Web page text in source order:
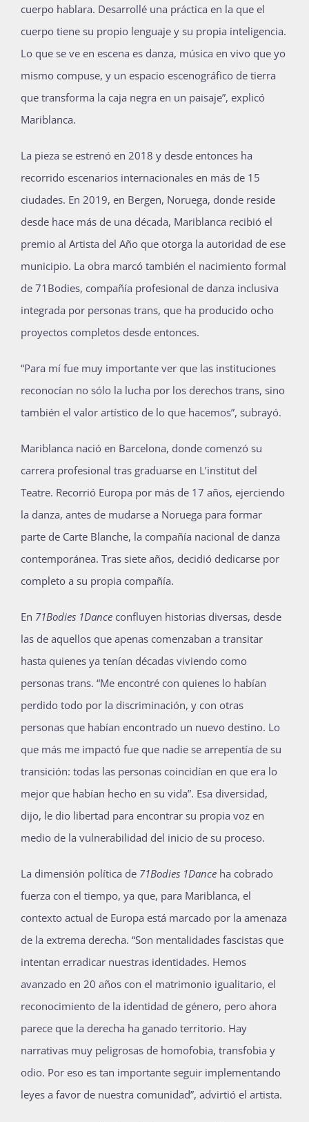
cuerpo hablara. Desarrollé una práctica en la que el
cuerpo tiene su propio lenguaje y su propia inteligencia.
Lo que se ve en escena es danza, música en vivo que yo
mismo compuse, y un espacio escenográfico de tierra
que transforma la caja negra en un paisaje”, explicó
Mariblanca.
La pieza se estrenó en 2018 y desde entonces ha
recorrido escenarios internacionales en más de 15
ciudades. En 2019, en Bergen, Noruega, donde reside
desde hace más de una década, Mariblanca recibió el
premio al Artista del Año que otorga la autoridad de ese
municipio. La obra marcó también el nacimiento formal
de 71Bodies, compañía profesional de danza inclusiva
integrada por personas trans, que ha producido ocho
proyectos completos desde entonces.
“Para mí fue muy importante ver que las instituciones
reconocían no sólo la lucha por los derechos trans, sino
también el valor artístico de lo que hacemos”, subrayó.
Mariblanca nació en Barcelona, donde comenzó su
carrera profesional tras graduarse en L’institut del
Teatre. Recorrió Europa por más de 17 años, ejerciendo
la danza, antes de mudarse a Noruega para formar
parte de Carte Blanche, la compañía nacional de danza
contemporánea. Tras siete años, decidió dedicarse por
completo a su propia compañía.
En 71Bodies 1Dance confluyen historias diversas, desde
las de aquellos que apenas comenzaban a transitar
hasta quienes ya tenían décadas viviendo como
personas trans. “Me encontré con quienes lo habían
perdido todo por la discriminación, y con otras
personas que habían encontrado un nuevo destino. Lo
que más me impactó fue que nadie se arrepentía de su
transición: todas las personas coincidían en que era lo
mejor que habían hecho en su vida”. Esa diversidad,
dijo, le dio libertad para encontrar su propia voz en
medio de la vulnerabilidad del inicio de su proceso.
La dimensión política de 71Bodies 1Dance ha cobrado
fuerza con el tiempo, ya que, para Mariblanca, el
contexto actual de Europa está marcado por la amenaza
de la extrema derecha. “Son mentalidades fascistas que
intentan erradicar nuestras identidades. Hemos
avanzado en 20 años con el matrimonio igualitario, el
reconocimiento de la identidad de género, pero ahora
parece que la derecha ha ganado territorio. Hay
narrativas muy peligrosas de homofobia, transfobia y
odio. Por eso es tan importante seguir implementando
leyes a favor de nuestra comunidad”, advirtió el artista.